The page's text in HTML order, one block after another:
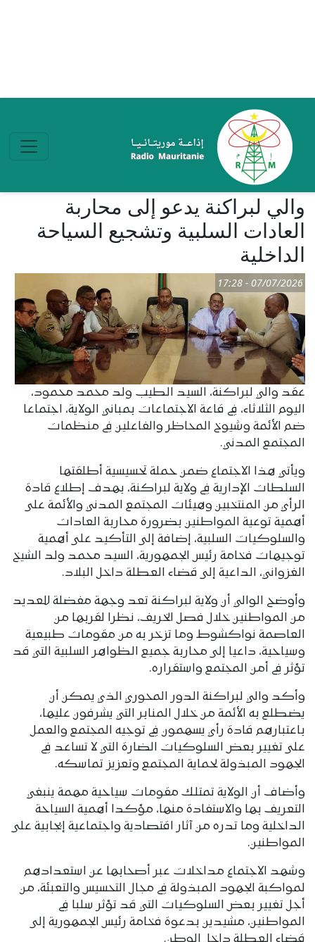
والي لبراكنة يدعو إلى محاربة
العادات السلبية وتشجيع السياحة
الداخلية
07/07/2026 - 17:28
عقد والي لبراكنة، السيد الطيب ولد محمد محمود،
اليوم الثلاثاء، في قاعة الاجتماعات بمباني الولاية، اجتماعا
ضم الأئمة وشيوخ المحاظر والفاعلين في منظمات
المجتمع المدني.
ويأتي هذا الاجتماع ضمن حملة تحسيسية أطلقتها
السلطات الإدارية في ولاية لبراكنة، بهدف إطلاع قادة
الرأي من المنتخبين وهيئات المجتمع المدني والأئمة على
أهمية توعية المواطنين بضرورة محاربة العادات
والسلوكيات السلبية، إضافة إلى التأكيد على أهمية
توجيهات فخامة رئيس الجمهورية، السيد محمد ولد الشيخ
الغزواني، الداعية إلى قضاء العطلة داخل البلاد.
وأوضح الوالي أن ولاية لبراكنة تعد وجهة مفضلة للعديد
من المواطنين خلال فصل الخريف، نظرا لقربها من
العاصمة نواكشوط وما تزخر به من مقومات طبيعية
وسياحية، داعيا إلى محاربة جميع الظواهر السلبية التي قد
تؤثر في أمن المجتمع واستقراره.
وأكد والي لبراكنة الدور المحوري الذي يمكن أن
يضطلع به الأئمة من خلال المنابر التي يشرفون عليها،
باعتبارهم قادة رأي يسهمون في توجيه المجتمع والعمل
على تغيير بعض السلوكيات الضارة التي لا تساعد في
الجهود المبذولة لحماية المجتمع وتعزيز تماسكه.
وأضاف أن الولاية تمتلك مقومات سياحية مهمة ينبغي
التعريف بها والاستفادة منها، مؤكدا أهمية السياحة
الداخلية وما تدره من آثار اقتصادية واجتماعية إيجابية على
المواطنين.
وشهد الاجتماع مداخلات عبر أصحابها عن استعدادهم
لمواكبة الجهود المبذولة في مجال التحسيس والتعبئة، من
أجل تغيير بعض السلوكيات التي قد تؤثر سلبا في
المواطنين، مشيدين بدعوة فخامة رئيس الجمهورية إلى